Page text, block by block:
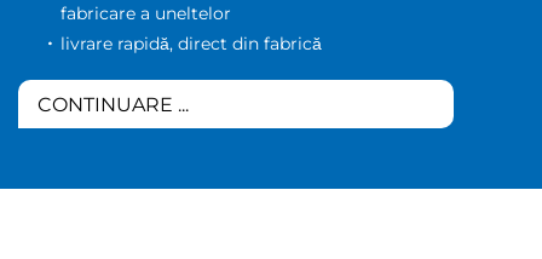
fabricare a uneltelor
livrare rapidă, direct din fabrică
CONTINUARE ...